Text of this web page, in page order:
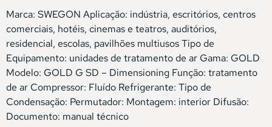
Marca: SWEGON Aplicação: indústria, escritórios, centros
comerciais, hotéis, cinemas e teatros, auditórios,
residencial, escolas, pavilhões multiusos Tipo de
Equipamento: unidades de tratamento de ar Gama: GOLD
Modelo: GOLD G SD – Dimensioning Função: tratamento
de ar Compressor: Fluído Refrigerante: Tipo de
Condensação: Permutador: Montagem: interior Difusão:
Documento: manual técnico